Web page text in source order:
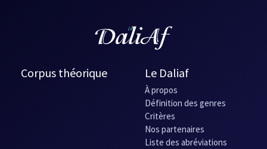
Corpus théorique Le Daliaf
À propos
Définition des genres
Critères
Nos partenaires
Liste des abréviations